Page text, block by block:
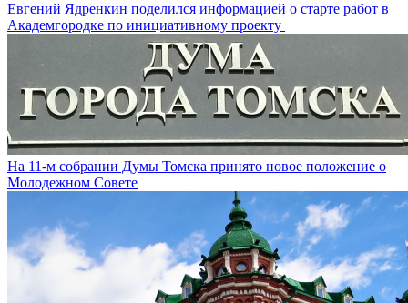
Евгений Ядренкин поделился информацией о старте работ в
Академгородке по инициативному проекту
На 11-м собрании Думы Томска принято новое положение о
Молодежном Совете